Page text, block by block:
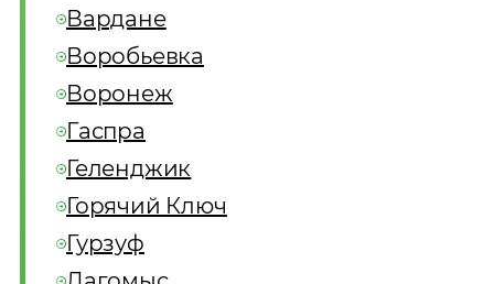
Вардане
Воробьевка
Воронеж
Гаспра
Геленджик
Горячий Ключ
Гурзуф